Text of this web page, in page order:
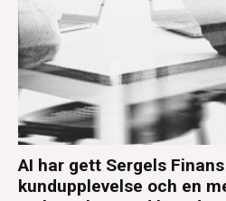
AI har gett Sergels
kundupplevelse och en